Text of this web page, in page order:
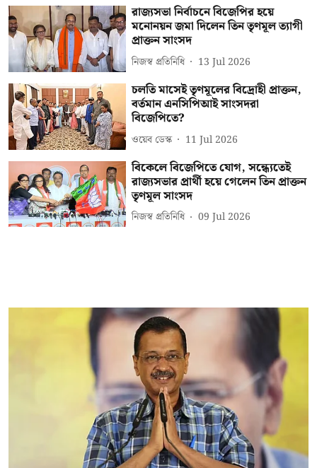
রাজ্যসভা নির্বাচনে বিজেপির হয়ে
মনোনয়ন জমা দিলেন তিন তৃণমূল ত্যাগী
প্রাক্তন সাংসদ
নিজস্ব প্রতিনিধি 13 Jul 2026
চলতি মাসেই তৃণমূলের বিদ্রোহী প্রাক্তন,
বর্তমান এনসিপিআই সাংসদরা
বিজেপিতে?
ওয়েব ডেস্ক 11 Jul 2026
বিকেলে বিজেপিতে যোগ, সন্ধ্যেতেই
রাজ্যসভার প্রার্থী হয়ে গেলেন তিন প্রাক্তন
তৃণমূল সাংসদ
নিজস্ব প্রতিনিধি 09 Jul 2026